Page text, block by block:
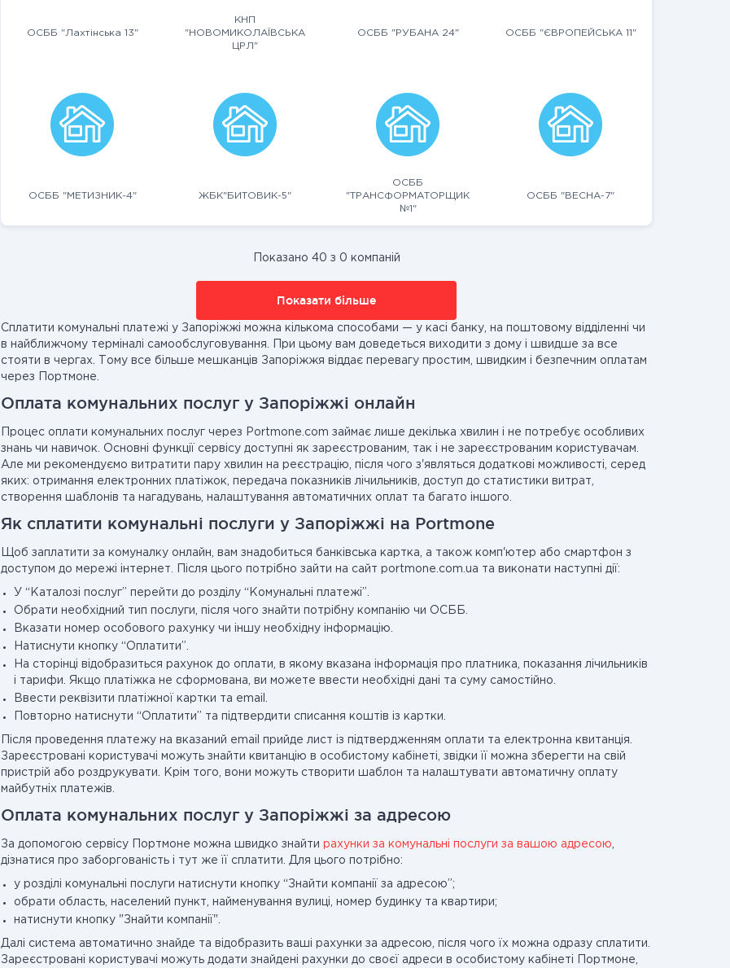
ОСББ "Лахтінська 13"
КНП
"НОВОМИКОЛАЇВСЬКА
ЦРЛ"
ОСББ "РУБАНА 24" ОСББ "ЄВРОПЕЙСЬКА 11"
ОСББ "МЕТИЗНИК-4" ЖБК"БИТОВИК-5"
ОСББ
"ТРАНСФОРМАТОРЩИК
№1"
ОСББ "ВЕСНА-7"
Показано 40 з 0 компаній
Показати більше
Сплатити комунальні платежі у Запоріжжі можна кількома способами — у касі банку, на поштовому відділенні чи
в найближчому терміналі самообслуговування. При цьому вам доведеться виходити з дому і швидше за все
стояти в чергах. Тому все більше мешканців Запоріжжя віддає перевагу простим, швидким і безпечним оплатам
через Портмоне.
Оплата комунальних послуг у Запоріжжі онлайн
Процес оплати комунальних послуг через Portmone.com займає лише декілька хвилин і не потребує особливих
знань чи навичок. Основні функції сервісу доступні як зареєстрованим, так і не зареєстрованим користувачам.
Але ми рекомендуємо витратити пару хвилин на реєстрацію, після чого з'являться додаткові можливості, серед
яких: отримання електронних платіжок, передача показників лічильників, доступ до статистики витрат,
створення шаблонів та нагадувань, налаштування автоматичних оплат та багато іншого.
Як сплатити комунальні послуги у Запоріжжі на Portmone
Щоб заплатити за комуналку онлайн, вам знадобиться банківська картка, а також комп'ютер або смартфон з
доступом до мережі інтернет. Після цього потрібно зайти на сайт portmone.com.ua та виконати наступні дії:
У “Каталозі послуг” перейти до розділу “Комунальні платежі”.
Обрати необхідний тип послуги, після чого знайти потрібну компанію чи ОСББ.
Вказати номер особового рахунку чи іншу необхідну інформацію.
Натиснути кнопку “Оплатити”.
На сторінці відобразиться рахунок до оплати, в якому вказана інформація про платника, показання лічильників
і тарифи. Якщо платіжка не сформована, ви можете ввести необхідні дані та суму самостійно.
Ввести реквізити платіжної картки та email.
Повторно натиснути “Оплатити” та підтвердити списання коштів із картки.
Після проведення платежу на вказаний email прийде лист із підтвердженням оплати та електронна квитанція.
Зареєстровані користувачі можуть знайти квитанцію в особистому кабінеті, звідки її можна зберегти на свій
пристрій або роздрукувати. Крім того, вони можуть створити шаблон та налаштувати автоматичну оплату
майбутніх платежів.
Оплата комунальних послуг у Запоріжжі за адресою
За допомогою сервісу Портмоне можна швидко знайти рахунки за комунальні послуги за вашою адресою
дізнатися про заборгованість і тут же її сплатити. Для цього потрібно:
у розділі комунальні послуги натиснути кнопку “Знайти компанії за адресою”;
обрати область, населений пункт, найменування вулиці, номер будинку та квартири;
натиснути кнопку "Знайти компанії".
Далі система автоматично знайде та відобразить ваші рахунки за адресою, після чого їх можна одразу сплатити.
Зареєстровані користувачі можуть додати знайдені рахунки до своєї адреси в особистому кабінеті Портмоне,